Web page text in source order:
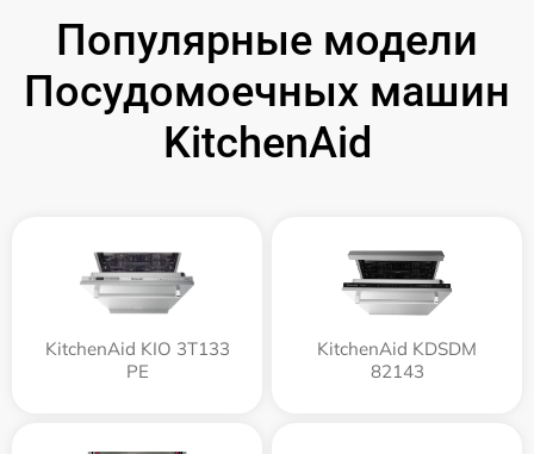
Популярные модели
Посудомоечных машин
KitchenAid
KitchenAid KIO 3T133
PE
KitchenAid KDSDM
82143